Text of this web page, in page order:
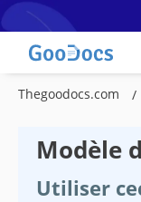
Thegoodocs.com
Modèle
Utiliser